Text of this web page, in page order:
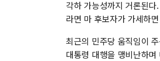
각하 가능성까지 거론된
라면 마 후보자가 가세하
최근의 민주당 움직임이
대통령 대행을 맹비난하